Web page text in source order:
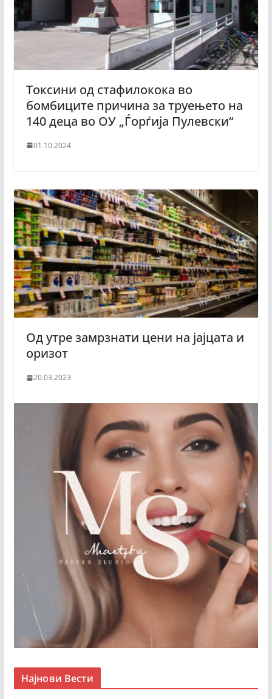
Токсини од стафилокока во
бомбиците причина за труењето на
140 деца во ОУ „Ѓорѓија Пулевски“
01.10.2024
Од утре замрзнати цени на јајцата и
оризот
20.03.2023
Најнови Вести